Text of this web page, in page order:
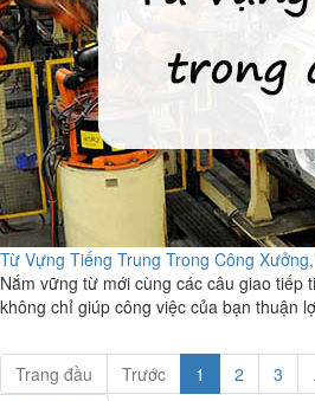
Từ Vựng Tiếng Trung Trong Công
Nắm vững từ mới cùng các câu giao tiếp
không chỉ giúp công việc của bạn thuận
Trang đầu Trước 1 2 3